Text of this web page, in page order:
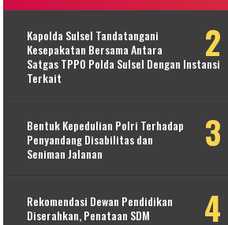
Kapolda Sulsel Tandatangani
Kesepakatan Bersama Antara
Satgas TPPO Polda Sulsel Dengan Instansi
Terkait
Bentuk Kepedulian Polri Terhadap
Penyandang Disabilitas dan
Seniman Jalanan
Rekomendasi Dewan Pendidikan
Diserahkan, Penataan SDM